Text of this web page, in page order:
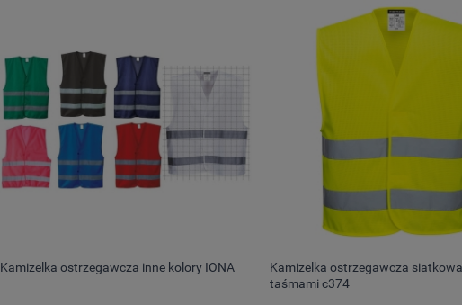
Kamizelka ostrzegawcza inne kolory IONA
Kamizelka ostrzegawcza
taśmami c374